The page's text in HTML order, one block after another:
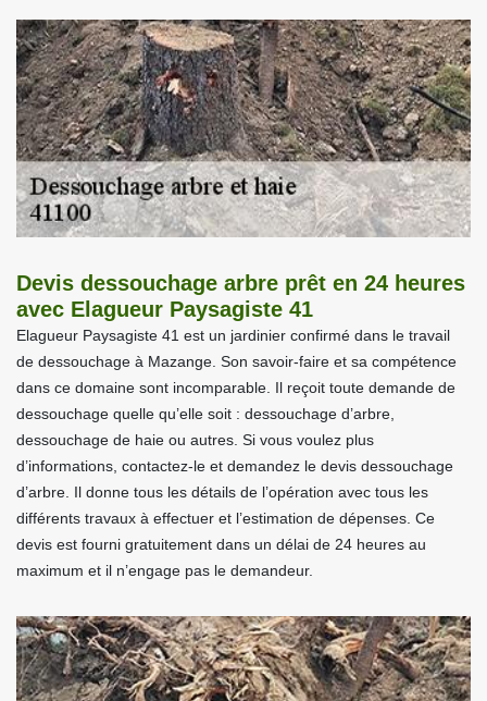
Devis dessouchage arbre prêt en 24 heures
avec Elagueur Paysagiste 41
Elagueur Paysagiste 41 est un jardinier confirmé dans le travail
de dessouchage à Mazange. Son savoir-faire et sa compétence
dans ce domaine sont incomparable. Il reçoit toute demande de
dessouchage quelle qu’elle soit : dessouchage d’arbre,
dessouchage de haie ou autres. Si vous voulez plus
d’informations, contactez-le et demandez le devis dessouchage
d’arbre. Il donne tous les détails de l’opération avec tous les
différents travaux à effectuer et l’estimation de dépenses. Ce
devis est fourni gratuitement dans un délai de 24 heures au
maximum et il n’engage pas le demandeur.